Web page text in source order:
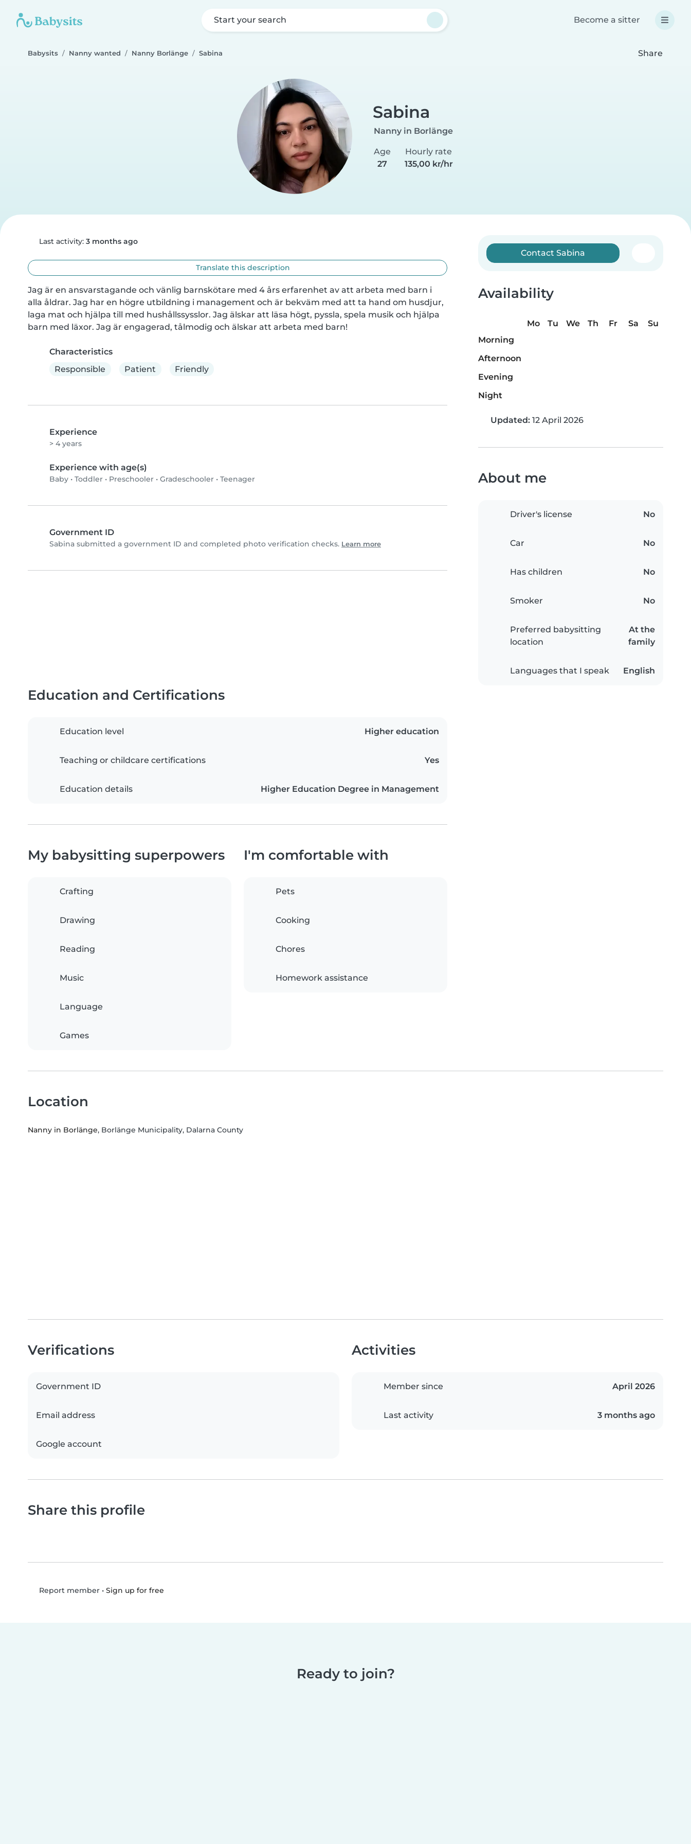
Start your search Become a sitter
Babysits Nanny wanted Nanny Borlänge Sabina Share
Sabina
Nanny in Borlänge
Age
27
Hourly rate
135,00 kr/hr
Last activity: 3 months ago
Translate this description
Jag är en ansvarstagande och vänlig barnskötare med 4 års erfarenhet av att arbeta med barn i
alla åldrar. Jag har en högre utbildning i management och är bekväm med att ta hand om husdjur,
laga mat och hjälpa till med hushållssysslor. Jag älskar att läsa högt, pyssla, spela musik och hjälpa
barn med läxor. Jag är engagerad, tålmodig och älskar att arbeta med barn!
Characteristics
Responsible
Patient Friendly
Experience
> 4 years
Experience with age(s)
Baby • Toddler • Preschooler • Gradeschooler • Teenager
Government ID
Sabina submitted a government ID and completed photo verification checks. Learn more
Contact Sabina
Availability
Mo Tu We Th Fr Sa
Su
Morning
Afternoon
Evening
Night
Updated: 12 April 2026
About me
Driver's license No
Car No
Has children No
Smoker No
Preferred babysitting
location
At the
family
Languages that I speak English
Education and Certifications
Education level Higher education
Teaching or childcare certifications Yes
Education details Higher Education Degree in Management
My babysitting superpowers
Crafting
Drawing
Reading
Music
Language
Games
I'm comfortable with
Pets
Cooking
Chores
Homework assistance
Location
Nanny in Borlänge, Borlänge Municipality, Dalarna County
Verifications
Government ID
Email address
Google account
Activities
Member since April 2026
Last activity 3 months ago
Share this profile
Report member• Sign up for free
Ready to join?